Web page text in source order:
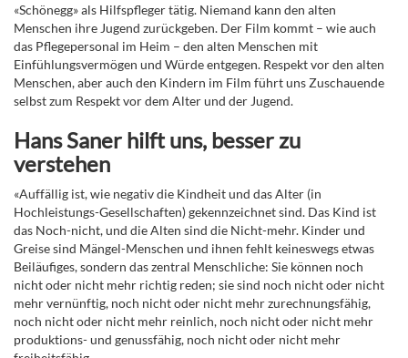
«Schönegg» als Hilfspfleger tätig. Niemand kann den alten
Menschen ihre Jugend zurückgeben. Der Film kommt – wie auch
das Pflegepersonal im Heim – den alten Menschen mit
Einfühlungsvermögen und Würde entgegen. Respekt vor den alten
Menschen, aber auch den Kindern im Film führt uns Zuschauende
selbst zum Respekt vor dem Alter und der Jugend.
Hans Saner hilft uns, besser zu
verstehen
«Auffällig ist, wie negativ die Kindheit und das Alter (in
Hochleistungs-Gesellschaften) gekennzeichnet sind. Das Kind ist
das Noch-nicht, und die Alten sind die Nicht-mehr. Kinder und
Greise sind Mängel-Menschen und ihnen fehlt keineswegs etwas
Beiläufiges, sondern das zentral Menschliche: Sie können noch
nicht oder nicht mehr richtig reden; sie sind noch nicht oder nicht
mehr vernünftig, noch nicht oder nicht mehr zurechnungsfähig,
noch nicht oder nicht mehr reinlich, noch nicht oder nicht mehr
produktions- und genussfähig, noch nicht oder nicht mehr